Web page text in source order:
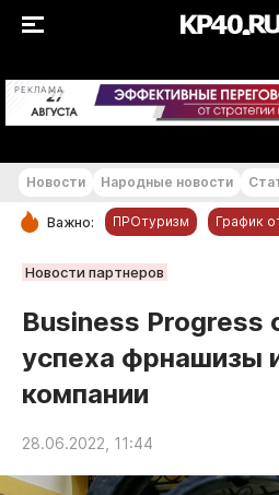
РЕКЛАМА
РУБРИКИ
Обнинск
Новости компаний
Статьи
Народные новости
Авто и транспорт
Благоустройство
Новости Народные новости
Важно: ПРОтуризм График
Новости партнеров
Business Progress
успеха фрнашизы
компании
28.06.2022, 11:44